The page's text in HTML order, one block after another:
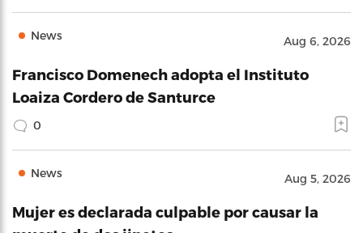
News Aug 6, 2026
Francisco Domenech adopta el Instituto
Loaiza Cordero de Santurce
0
News Aug 5, 2026
Mujer es declarada culpable por causar la